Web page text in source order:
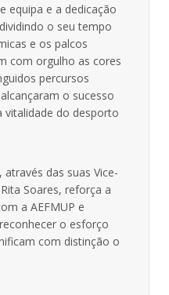
equipa e a dedicação
o seu tempo
e os palcos
com orgulho as cores
percursos
o sucesso
vitalidade do desporto
das suas Vice-
Soares, reforça a
a AEFMUP e
o esforço
com distinção o